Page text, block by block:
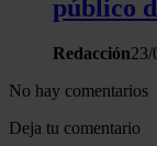
tráfico.
análisis web,
haya
público
Redacción23/
No hay comentarios
Deja tu comentario